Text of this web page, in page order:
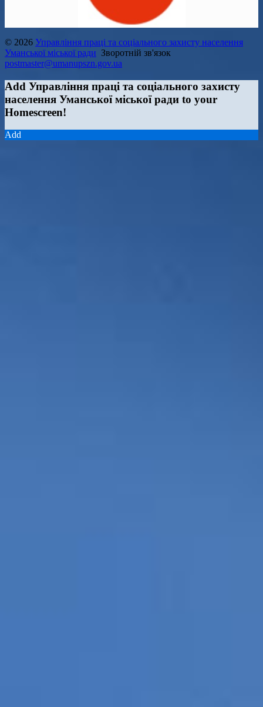
© 2026 Управління праці та соціального захисту населення
Уманської міської ради Зворотній зв'язок
postmaster@umanupszn.gov.ua
Add Управління праці та соціального захисту
населення Уманської міської ради to your
Homescreen!
Add